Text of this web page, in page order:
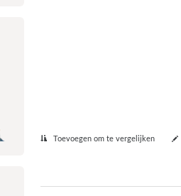
Toevoegen om te vergelijken